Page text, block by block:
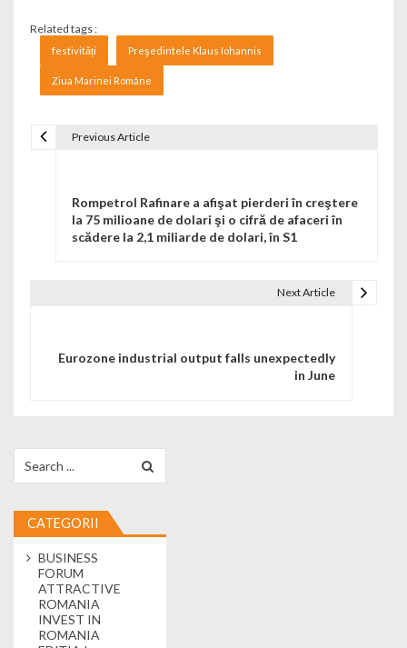
Related tags :
festivități Preşedintele Klaus Iohannis
Ziua Marinei Române
Previous Article
Rompetrol Rafinare a afişat pierderi în creştere
la 75 milioane de dolari şi o cifră de afaceri în
scădere la 2,1 miliarde de dolari, în S1
Next Article
Eurozone industrial output falls unexpectedly
in June
CATEGORII
BUSINESS
FORUM
ATTRACTIVE
ROMANIA
INVEST IN
ROMANIA